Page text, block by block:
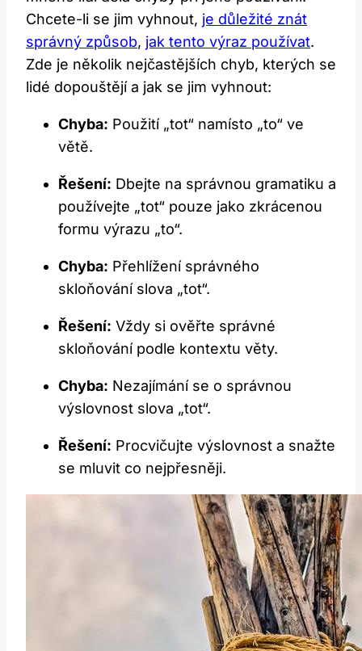
Chcete-li se jim vyhnout, je důležité znát
správný způsob, jak tento výraz používat.
Zde je několik nejčastějších chyb, kterých se
lidé dopouštějí a jak se jim vyhnout:
Chyba: Použití „tot“ namísto „to“ ve
větě.
Řešení: Dbejte na správnou gramatiku a
používejte „tot“ pouze jako zkrácenou
formu výrazu „to“.
Chyba: Přehlížení správného
skloňování slova „tot“.
Řešení: Vždy si ověřte správné
skloňování podle kontextu věty.
Chyba: Nezajímání se o správnou
výslovnost slova „tot“.
Řešení: Procvičujte výslovnost a snažte
se mluvit co nejpřesněji.